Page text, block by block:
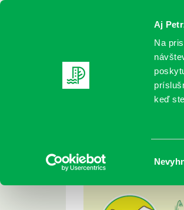
Aj
Na
keď
súhlasu
REGISTRUJTE SA
Marec v